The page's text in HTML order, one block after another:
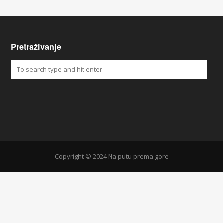
Pretraživanje
Copyright © 2024 Na putu prema gore